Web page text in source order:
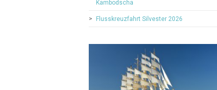
Kambodscha
Flusskreuzfahrt Silvester 2026